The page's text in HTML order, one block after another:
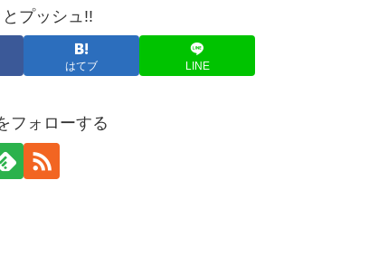
プッシュ!!
はてブ LINE
フォローする